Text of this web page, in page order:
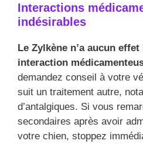
Interactions
indésirables
Le Zylkène n’a aucun
interaction
demandez conseil à votre
suit un traitement autre,
d’antalgiques. Si vous
secondaires après avoir
votre chien, stoppez